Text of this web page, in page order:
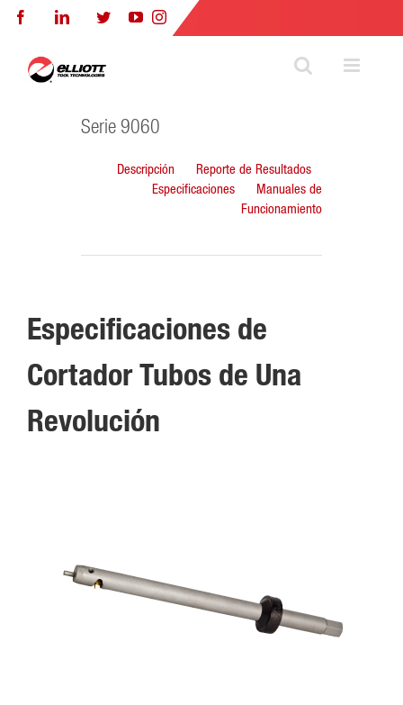
Skip
FacebookLinkedInTwitterYouTube
Instagram
Serie 9060
Descripción
Reporte de Resultados
Especificaciones
Manuales de
Funcionamiento
Especificaciones de
Cortador Tubos de Una
Revolución